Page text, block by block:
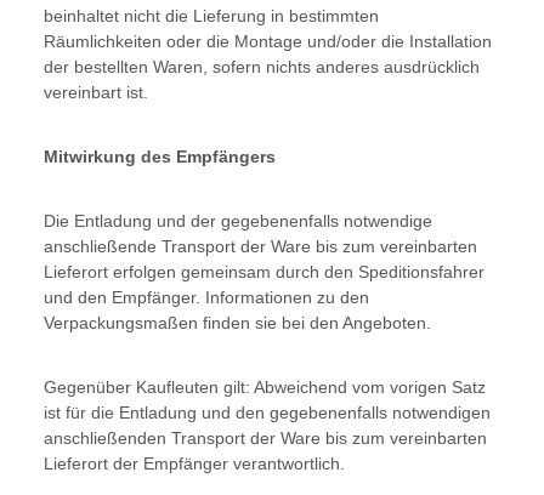
beinhaltet nicht die Lieferung in bestimmten
Räumlichkeiten oder die Montage und/oder die Installation
der bestellten Waren, sofern nichts anderes ausdrücklich
vereinbart ist.
Mitwirkung des Empfängers
Die Entladung und der gegebenenfalls notwendige
anschließende Transport der Ware bis zum vereinbarten
Lieferort erfolgen gemeinsam durch den Speditionsfahrer
und den Empfänger. Informationen zu den
Verpackungsmaßen finden sie bei den Angeboten.
Gegenüber Kaufleuten gilt: Abweichend vom vorigen Satz
ist für die Entladung und den gegebenenfalls notwendigen
anschließenden Transport der Ware bis zum vereinbarten
Lieferort der Empfänger verantwortlich.